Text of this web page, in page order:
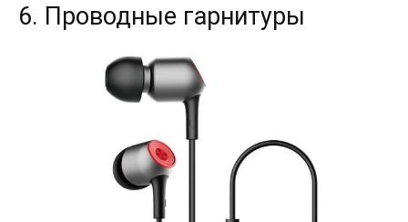
6. Проводные гарнитуры